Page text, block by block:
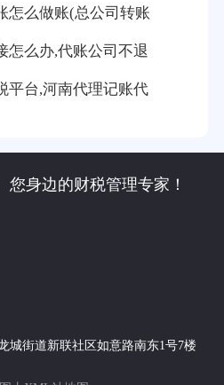
怎么做账(总公司转账
怎么办,代账公司不退
平台,河南代理记账代
您身边的财税管理专家！
城街道新联社区如意路南东1号7楼